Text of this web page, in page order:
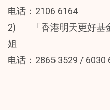
电话：2106 6164
2) 「香港明天更好基
姐
电话：2865 3529 / 6030